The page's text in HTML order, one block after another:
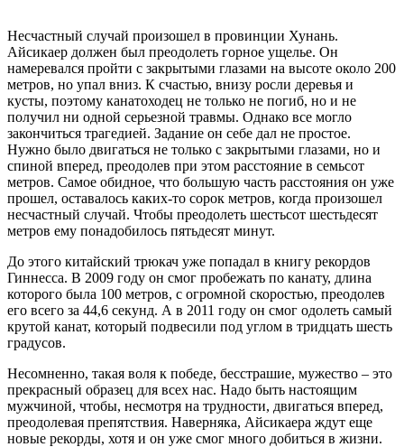
Несчастный случай произошел в провинции Хунань.
Айсикаер должен был преодолеть горное ущелье. Он
намеревался пройти с закрытыми глазами на высоте около 200
метров, но упал вниз. К счастью, внизу росли деревья и
кусты, поэтому канатоходец не только не погиб, но и не
получил ни одной серьезной травмы. Однако все могло
закончиться трагедией. Задание он себе дал не простое.
Нужно было двигаться не только с закрытыми глазами, но и
спиной вперед, преодолев при этом расстояние в семьсот
метров. Самое обидное, что большую часть расстояния он уже
прошел, оставалось каких-то сорок метров, когда произошел
несчастный случай. Чтобы преодолеть шестьсот шестьдесят
метров ему понадобилось пятьдесят минут.
До этого китайский трюкач уже попадал в книгу рекордов
Гиннесса. В 2009 году он смог пробежать по канату, длина
которого была 100 метров, с огромной скоростью, преодолев
его всего за 44,6 секунд. А в 2011 году он смог одолеть самый
крутой канат, который подвесили под углом в тридцать шесть
градусов.
Несомненно, такая воля к победе, бесстрашие, мужество – это
прекрасный образец для всех нас. Надо быть настоящим
мужчиной, чтобы, несмотря на трудности, двигаться вперед,
преодолевая препятствия. Наверняка, Айсикаера ждут еще
новые рекорды, хотя и он уже смог много добиться в жизни.